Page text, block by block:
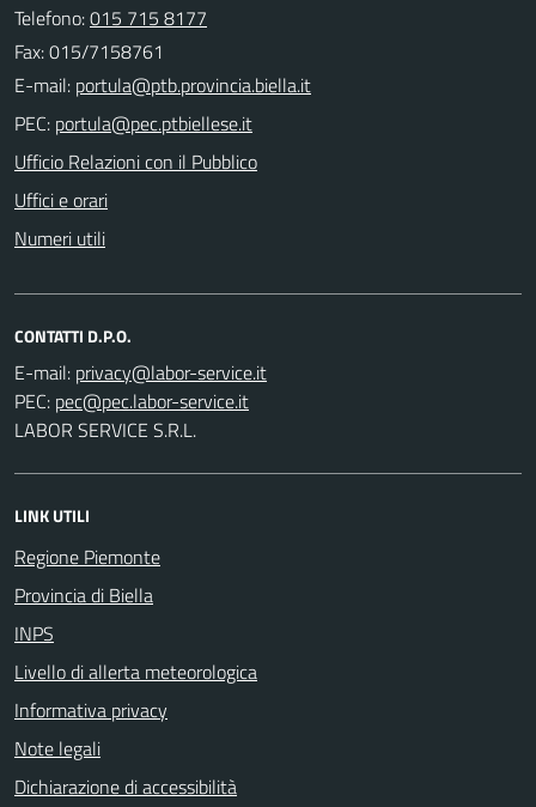
Telefono:015 715 8177
Fax: 015/7158761
E-mail:
PEC:
Ufficio Relazioni con il Pubblico
Uffici e orari
Numeri utili
CONTATTI D.P.O.
E-mail:
PEC:
LABOR SERVICE S.R.L.
LINK UTILI
Regione Piemonte
Provincia di Biella
INPS
Livello di allerta meteorologica
Informativa privacy
Note legali
Dichiarazione di accessibilità